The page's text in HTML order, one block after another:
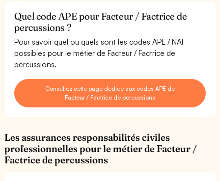
Quel code APE pour Facteur / Factrice de
percussions ?
Pour savoir quel ou quels sont les codes APE / NAF
possibles pour le métier de Facteur / Factrice de
percussions.
Consultez cette page dédiée aux codes APE de
Facteur / Factrice de percussions
Les assurances responsabilités civiles
professionnelles pour le métier de Facteur /
Factrice de percussions